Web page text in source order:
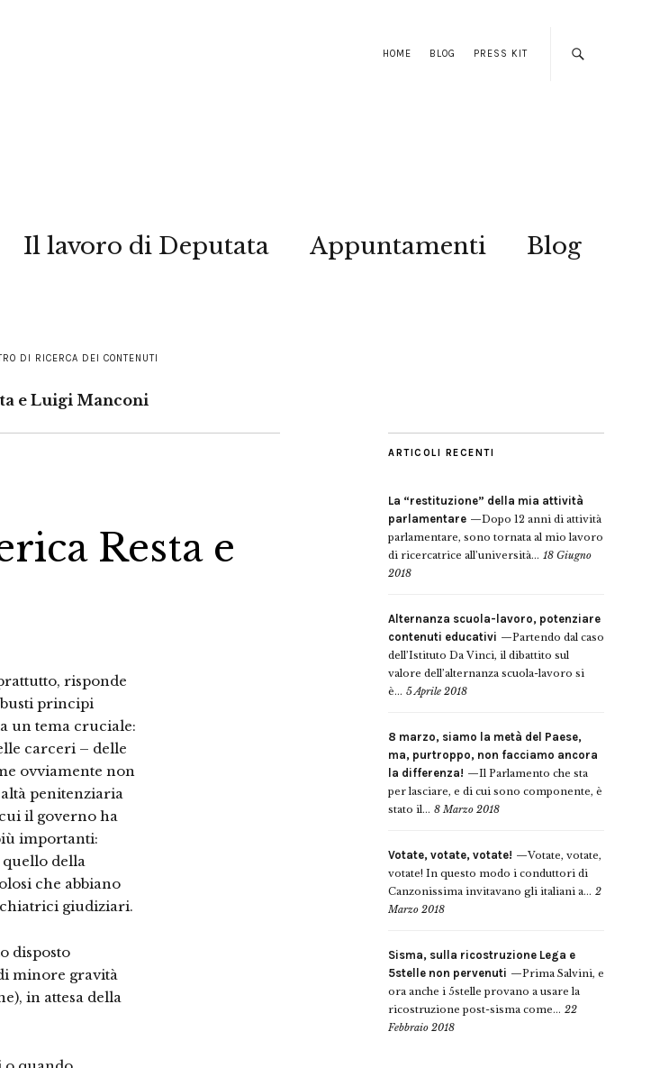
HOME BLOG PRESS KIT
Il lavoro di Deputata Appuntamenti Blog
DI RICERCA DEI CONTENUTI
e Luigi Manconi
Resta e
risponde
principi
un tema cruciale:
carceri – delle
ovviamente non
penitenziaria
il governo ha
importanti:
della
che abbiano
giudiziari.
disposto
minore gravità
in attesa della
ARTICOLI RECENTI
La “restituzione” della mia attività
parlamentare
Dopo 12 anni di attività
parlamentare, sono tornata al mio lavoro
di ricercatrice all’università... 18 Giugno
2018
Alternanza scuola-lavoro, potenziare
contenuti educativi
Partendo dal caso
dell’Istituto Da Vinci, il dibattito sul
valore dell’alternanza scuola-lavoro si
è... 5 Aprile 2018
8 marzo, siamo la metà del Paese,
ma, purtroppo, non facciamo ancora
la differenza!
Il Parlamento che sta
per lasciare, e di cui sono componente, è
stato il... 8 Marzo 2018
Votate, votate, votate!
Votate, votate,
votate! In questo modo i conduttori di
Canzonissima invitavano gli italiani a... 2
Marzo 2018
Sisma, sulla ricostruzione Lega e
5stelle non pervenuti
Prima Salvini, e
ora anche i 5stelle provano a usare la
ricostruzione post-sisma come... 22
Febbraio 2018